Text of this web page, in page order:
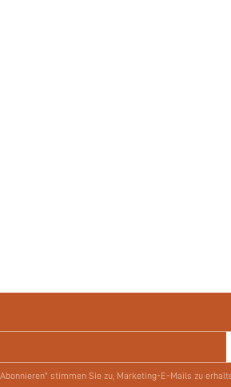
stimmen Sie zu, Marketing-E-Mails zu